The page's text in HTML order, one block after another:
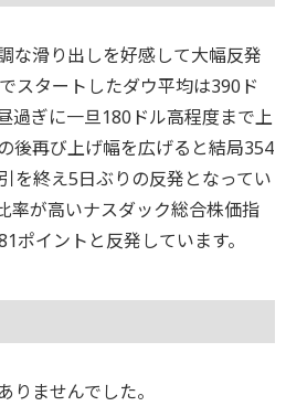
な滑り出しを好感して大幅反発
スタートしたダウ平均は390ド
過ぎに一旦180ドル高程度まで上
後再び上げ幅を広げると結局354
を終え5日ぶりの反発となってい
率が高いナスダック総合株価指
ポイントと反発しています。
ませんでした。